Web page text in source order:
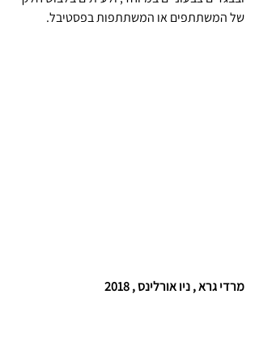
של המשתתפים או המשתתפות בפסטיבל.
מרדי גרא , ניו אורלינס , 2018